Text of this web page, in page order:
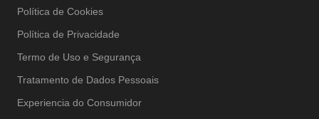
Política de Cookies
Política de Privacidade
Termo de Uso e Segurança
Tratamento de Dados Pessoais
Experiencia do Consumidor